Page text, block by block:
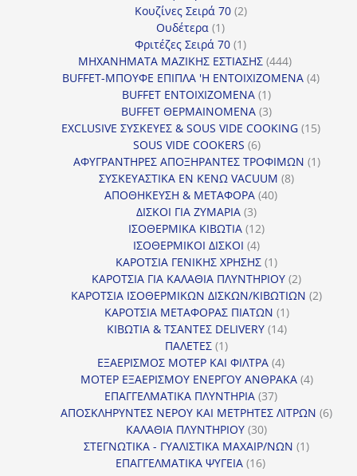
προϊόντα
Κουζίνες Σειρά 70 22
Ουδέτερα 11
προϊόν
Φριτέζες Σειρά 70 11
προϊόν
ΜΗΧΑΝΗΜΑΤΑ ΜΑΖΙΚΗΣ ΕΣΤΙΑΣΗΣ 444444
προϊόντα
BUFFET-ΜΠΟΥΦΕ ΕΠΙΠΛΑ 'Η ΕΝΤΟΙΧΙΖΟΜΕΝΑ 44
BUFFET ΕΝΤΟΙΧΙΖΟΜΕΝΑ 11
προϊόν
BUFFET ΘΕΡΜΑΙΝΟΜΕΝΑ 33
προϊόντα
EXCLUSIVE ΣΥΣΚΕΥΕΣ & SOUS VIDE COOKING 1515
SOUS VIDE COOKERS 66
προϊόντα
ΑΦΥΓΡΑΝΤΗΡΕΣ ΑΠΟΞΗΡΑΝΤΕΣ ΤΡΟΦΙΜΩΝ 11
ΣΥΣΚΕΥΑΣΤΙΚΑ ΕΝ ΚΕΝΩ VACUUM 88
ΑΠΟΘΗΚΕΥΣΗ & ΜΕΤΑΦΟΡΑ 4040
ΔΙΣΚΟΙ ΓΙΑ ΖΥΜΑΡΙΑ 33
προϊόντα
ΙΣΟΘΕΡΜΙΚΑ ΚΙΒΩΤΙΑ 1212
ΙΣΟΘΕΡΜΙΚΟΙ ΔΙΣΚΟΙ 44
προϊόντα
ΚΑΡΟΤΣΙΑ ΓΕΝΙΚΗΣ ΧΡΗΣΗΣ 11
προϊόν
ΚΑΡΟΤΣΙΑ ΓΙΑ ΚΑΛΑΘΙΑ ΠΛΥΝΤΗΡΙΟΥ 22
προϊόντα
ΚΑΡΟΤΣΙΑ ΙΣΟΘΕΡΜΙΚΩΝ ΔΙΣΚΩΝ/ΚΙΒΩΤΙΩΝ 22
ΚΑΡΟΤΣΙΑ ΜΕΤΑΦΟΡΑΣ ΠΙΑΤΩΝ 11
προϊόν
ΚΙΒΩΤΙΑ & ΤΣΑΝΤΕΣ DELIVERY 1414
ΠΑΛΕΤΕΣ 11
προϊόν
ΕΞΑΕΡΙΣΜΟΣ ΜΟΤΕΡ ΚΑΙ ΦΙΛΤΡΑ 44
προϊόντα
ΜΟΤΕΡ ΕΞΑΕΡΙΣΜΟΥ ΕΝΕΡΓΟΥ ΑΝΘΡΑΚΑ 44
ΕΠΑΓΓΕΛΜΑΤΙΚΑ ΠΛΥΝΤΗΡΙΑ 3737
προϊόντα
ΑΠΟΣΚΛΗΡΥΝΤΕΣ ΝΕΡΟΥ ΚΑΙ ΜΕΤΡΗΤΕΣ ΛΙΤΡΩΝ 66
ΚΑΛΑΘΙΑ ΠΛΥΝΤΗΡΙΟΥ 3030
προϊόντα
ΣΤΕΓΝΩΤΙΚΑ - ΓΥΑΛΙΣΤΙΚΑ ΜΑΧΑΙΡ/ΝΩΝ 11
ΕΠΑΓΓΕΛΜΑΤΙΚΑ ΨΥΓΕΙΑ 1616